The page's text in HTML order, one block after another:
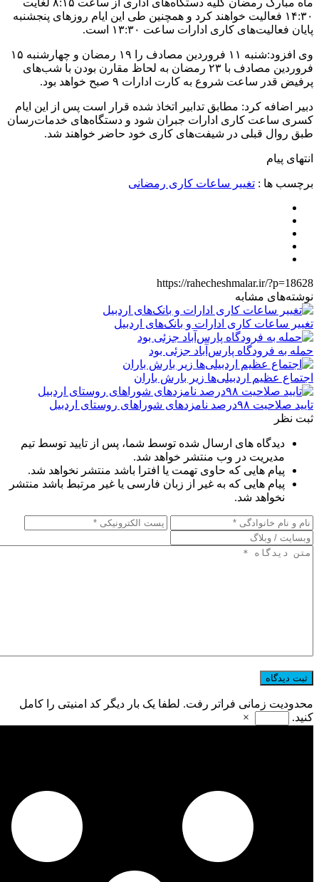
ماه مبارک رمضان کلیه دستگاه‌های اداری از ساعت ۸:۱۵ لغایت
۱۴:۳۰ فعالیت خواهند کرد و همچنین طی این ایام روزهای پنجشنبه
پایان فعالیت‌های کاری ادارات ساعت ۱۳:۳۰ است.
وی افزود:
شنبه ۱۱ فروردین مصادف را ۱۹ رمضان و چهارشنبه ۱۵
فروردین مصادف با ۲۳ رمضان به لحاظ مقارن بودن با شب‌های
پرفیض قدر ساعت شروع به کارت ادارات ۹ صبح خواهد بود.
دبیر اضافه کرد: مطابق تدابیر اتخاذ شده قرار است پس از این ایام
کسری ساعت کاری ادارات جبران شود و دستگاه‌های خدمات‌رسان
طبق روال قبلی در شیفت‌های کاری خود حاضر خواهند شد.
انتهای پیام
برچسب ها : تغییر ساعات کاری رمضانی
https://rahecheshmalar.ir/?p=18628
نوشته‌های مشابه
تغییر ساعات کاری ادارات و بانک‌های اردبیل
حمله به فرودگاه پارس‌‌آباد جزئی بود
اجتماع عظیم اردبیلی‌ها زیر بارش باران
تایید صلاحیت ۹۸درصد نامزدهای شوراهای روستای اردبیل
ثبت نظر
دیدگاه های ارسال شده توسط شما، پس از تایید توسط تیم
مدیریت در وب منتشر خواهد شد.
پیام هایی که حاوی تهمت یا افترا باشد منتشر نخواهد شد.
پیام هایی که به غیر از زبان فارسی یا غیر مرتبط باشد منتشر
نخواهد شد.
محدودیت زمانی فراتر رفت. لطفا یک بار دیگر کد امنیتی را کامل
کنید.
×